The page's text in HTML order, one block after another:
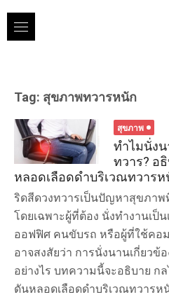
content
Tag: สุขภาพทวารหนัก
สุขภาพ
ทำไมนั่ง
ทวาร? อ
หลอดเลือดดำบริเวณทวารห
ริดสีดวงทวารเป็นปัญหาสุขภา
โดยเฉพาะผู้ที่ต้อง นั่งทำงานเป็
ออฟฟิศ คนขับรถ หรือผู้ที่ใช้คอ
อาจสงสัยว่า การนั่งนานเกี่ยวข้
อย่างไร บทความนี้จะอธิบาย ก
ดันหลอดเลือดดำบริเวณทวารห